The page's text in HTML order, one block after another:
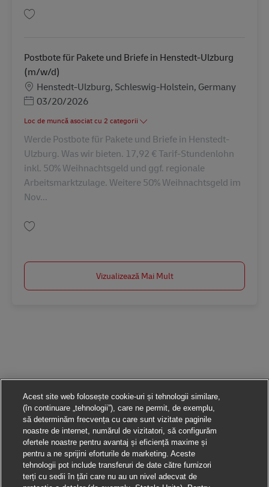
Postbote für Pakete und Briefe in Henstedt-Ulzburg
(m/w/d)
Locație
Henstedt-Ulzburg, Schleswig-Holstein, Germany
Posted Date
03/20/2026
Loc de muncă asociat cu 2 categorii
Werde Postbote für Pakete und Briefe in Henstedt-
Ulzburg. Was wir bieten. 17,92 € Tarif-Stundenlohn
inkl. 50% Weihnachtsgeld und ggf. regionale
Arbeitsmarktzulage. Weitere 50% Weihnachtsgeld im
Nov...
Vizualizează Mai Mult
Acest site web folosește cookie-uri și tehnologii similare,
(în continuare „tehnologii”), care ne permit, de exemplu,
să determinăm frecvența cu care sunt vizitate paginile
noastre de internet, numărul de vizitatori, să configurăm
ofertele noastre pentru avantaj și eficiență maxime și
pentru a ne sprijini eforturile de marketing. Aceste
tehnologii pot include transferuri de date către furnizori
terți cu sedii în țări care nu au un nivel adecvat de